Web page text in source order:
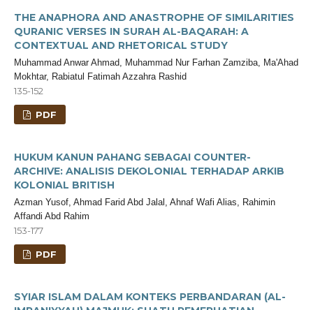
THE ANAPHORA AND ANASTROPHE OF SIMILARITIES
QURANIC VERSES IN SURAH AL-BAQARAH: A
CONTEXTUAL AND RHETORICAL STUDY
Muhammad Anwar Ahmad, Muhammad Nur Farhan Zamziba, Ma'Ahad
Mokhtar, Rabiatul Fatimah Azzahra Rashid
135-152
PDF
HUKUM KANUN PAHANG SEBAGAI COUNTER-
ARCHIVE: ANALISIS DEKOLONIAL TERHADAP ARKIB
KOLONIAL BRITISH
Azman Yusof, Ahmad Farid Abd Jalal, Ahnaf Wafi Alias, Rahimin
Affandi Abd Rahim
153-177
PDF
SYIAR ISLAM DALAM KONTEKS PERBANDARAN (AL-